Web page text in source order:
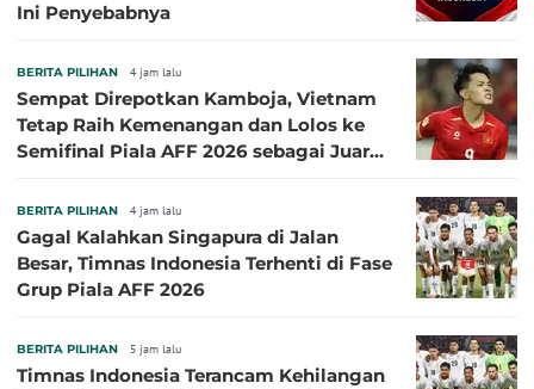
Ini Penyebabnya
BERITA PILIHAN 4 jam lalu
Sempat Direpotkan Kamboja, Vietnam
Tetap Raih Kemenangan dan Lolos ke
Semifinal Piala AFF 2026 sebagai Juara
BERITA PILIHAN 4 jam lalu
Gagal Kalahkan Singapura di Jalan
Besar, Timnas Indonesia Terhenti di Fase
Grup Piala AFF 2026
BERITA PILIHAN 5 jam lalu
Timnas Indonesia Terancam Kehilangan